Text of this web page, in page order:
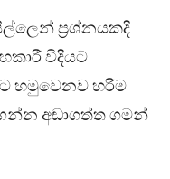
ප්‍රශ්නයකදි
විදියට
හමුවෙනව හරිම
අඬාගත්ත ගමන්